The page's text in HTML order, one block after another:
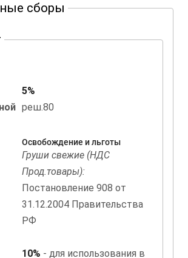
сборы
5%
реш.80
Освобождение и льготы
Груши свежие (НДС
Прод.товары):
Постановление 908 от
31.12.2004 Правительства
РФ
10% - для использования в